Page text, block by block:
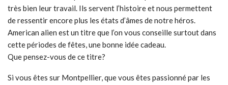
très bien leur travail. Ils servent l’histoire et nous permettent
de ressentir encore plus les états d’âmes de notre héros.
American alien est un titre que l’on vous conseille surtout dans
cette périodes de fêtes, une bonne idée cadeau.
Que pensez-vous de ce titre?
Si vous êtes sur Montpellier, que vous êtes passionné par les